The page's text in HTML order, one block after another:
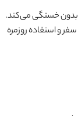
بدون خستگی می‌کند.
و استفاده روزمره